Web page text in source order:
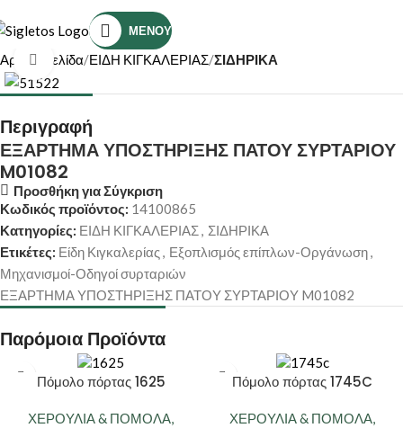
ΜΕΝΟΎ
Αρχική σελίδα ΕΙΔΗ ΚΙΓΚΑΛΕΡΙΑΣ ΣΙΔΗΡΙΚΑ
Κάντε κλικ για μεγέθυνση
Περιγραφή
ΕΞΑΡΤΗΜΑ ΥΠΟΣΤΗΡΙΞΗΣ ΠΑΤΟΥ ΣΥΡΤΑΡΙΟΥ
M01082
Προσθήκη για Σύγκριση
Κωδικός προϊόντος: 14100865
Κατηγορίες: ΕΙΔΗ ΚΙΓΚΑΛΕΡΙΑΣ, ΣΙΔΗΡΙΚΑ
Ετικέτες: Είδη Κιγκαλερίας, Εξοπλισμός επίπλων-Οργάνωση,
Μηχανισμοί-Οδηγοί συρταριών
ΕΞΑΡΤΗΜΑ ΥΠΟΣΤΗΡΙΞΗΣ ΠΑΤΟΥ ΣΥΡΤΑΡΙΟΥ M01082
Παρόμοια Προϊόντα
Πόμολο πόρτας 1625
ΧΕΡΟΥΛΙΑ & ΠΟΜΟΛΑ,
Πόμολο πόρτας 1745C
ΧΕΡΟΥΛΙΑ & ΠΟΜΟΛΑ,